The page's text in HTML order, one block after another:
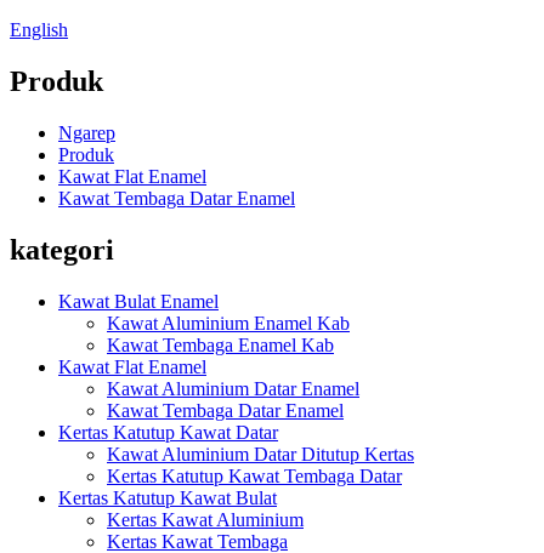
English
Produk
Ngarep
Produk
Kawat Flat Enamel
Kawat Tembaga Datar Enamel
kategori
Kawat Bulat Enamel
Kawat Aluminium Enamel Kab
Kawat Tembaga Enamel Kab
Kawat Flat Enamel
Kawat Aluminium Datar Enamel
Kawat Tembaga Datar Enamel
Kertas Katutup Kawat Datar
Kawat Aluminium Datar Ditutup Kertas
Kertas Katutup Kawat Tembaga Datar
Kertas Katutup Kawat Bulat
Kertas Kawat Aluminium
Kertas Kawat Tembaga